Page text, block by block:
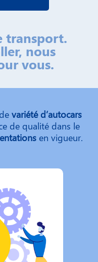
transport.
nous
vous.
variété d’autocars
de qualité dans le
en vigueur.